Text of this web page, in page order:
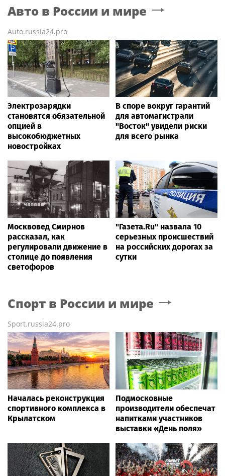
Авто в России и мире
Auto.russia24.pro
Электрозарядки
становятся обязательной
опцией в
высокобюджетных
новостройках
В споре вокруг гарантий
для автомагистрали
"Восток" увидели риски
для всего рынка
Москвовед Смирнов
рассказал, как
регулировали движение в
столице до появления
светофоров
"Газета.Ru" назвала 10
серьезных происшествий
на российских дорогах за
сутки
Спорт в России и мире
Sport.russia24.pro
Началась реконструкция
спортивного комплекса в
Крылатском
Подмосковные
производители обеспечат
напитками участников
выставки «День поля»